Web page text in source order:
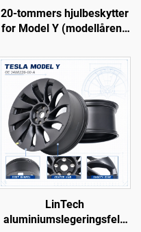
20-tommers hjulbeskytter
for Model Y (modellårene
LinTech
aluminiumslegeringsfelg